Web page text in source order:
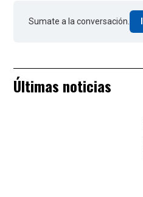
Sumate a la conversación.
Últimas noticias